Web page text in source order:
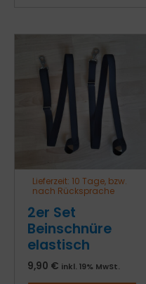
Lieferzeit: 10 Tage, bzw.
nach Rücksprache
2er Set
Beinschnüre
elastisch
9,90 € inkl. 19% MwSt.